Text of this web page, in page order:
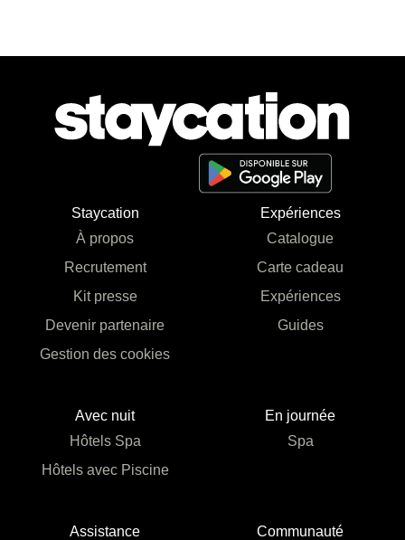
Staycation
À propos
Recrutement
Kit presse
Devenir partenaire
Gestion des cookies
Expériences
Catalogue
Carte cadeau
Expériences
Guides
Avec nuit
Hôtels Spa
Hôtels avec Piscine
En journée
Spa
Assistance Communauté